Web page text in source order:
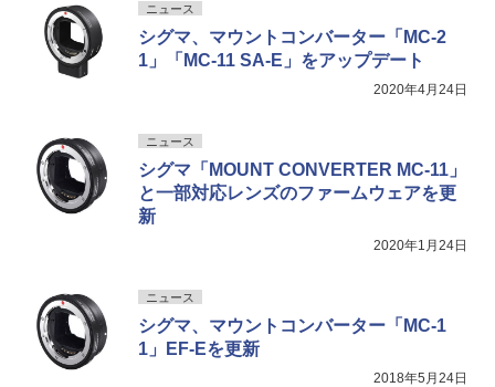
ニュース
シグマ、マウントコンバーター「MC-2
1」「MC-11 SA-E」をアップデート
2020年4月24日
ニュース
シグマ「MOUNT CONVERTER MC-11」
と一部対応レンズのファームウェアを更
新
2020年1月24日
ニュース
シグマ、マウントコンバーター「MC-1
1」EF-Eを更新
2018年5月24日